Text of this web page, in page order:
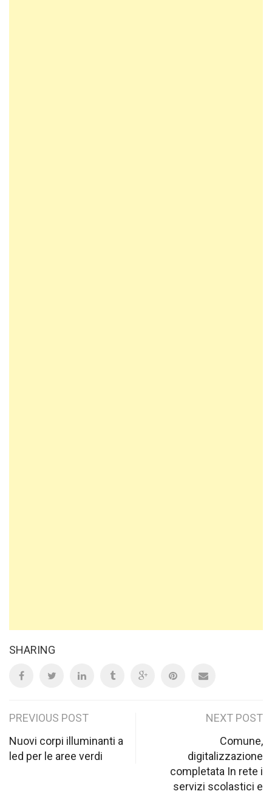
SHARING
Post
navigation
PREVIOUS POST
Nuovi corpi illuminanti a
led per le aree verdi
NEXT POST
Comune,
digitalizzazione
completata In rete i
servizi scolastici e